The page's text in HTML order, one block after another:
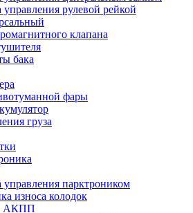
рулевой рейкой
клапана
бака
фары
груза
парктроником
износа колодок
АКПП